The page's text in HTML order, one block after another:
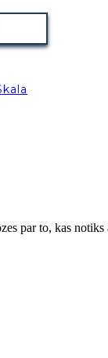
par to, kas notiks